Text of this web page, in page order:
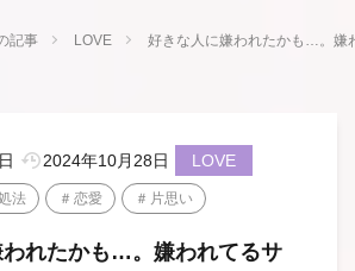
記事 LOVE 好きな人に嫌われたかも…。嫌
2024年10月28日 LOVE
法 恋愛 片思い
れたかも…。嫌われてるサ